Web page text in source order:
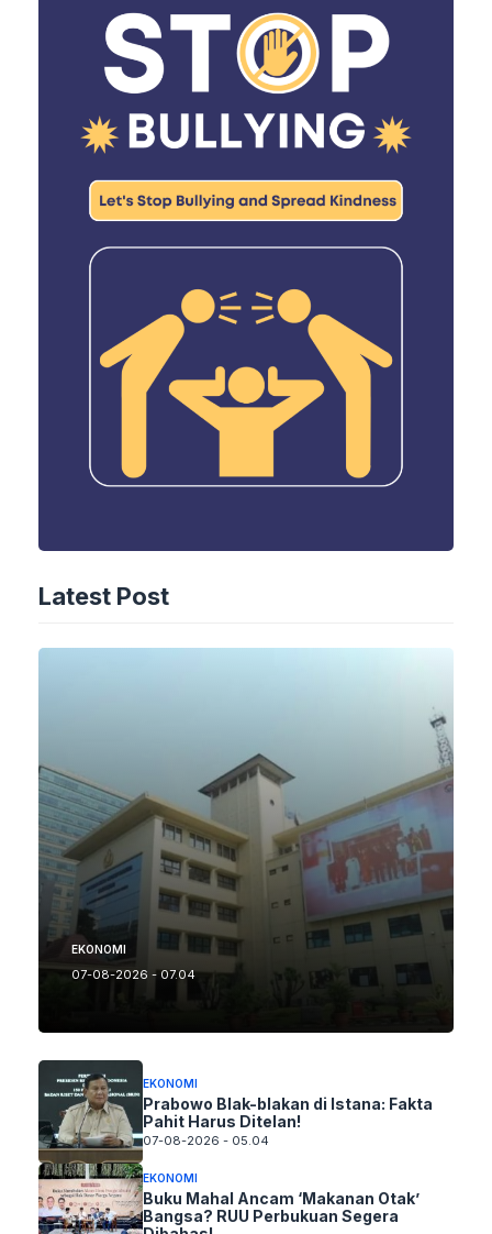
Latest Post
EKONOMI
07-08-2026 - 07.04
EKONOMI
Prabowo Blak-blakan di Istana: Fakta
Pahit Harus Ditelan!
07-08-2026 - 05.04
EKONOMI
Buku Mahal Ancam ‘Makanan Otak’
Bangsa? RUU Perbukuan Segera